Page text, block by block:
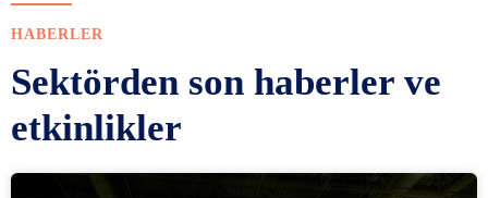
HABERLER
Sektörden son haberler ve
etkinlikler